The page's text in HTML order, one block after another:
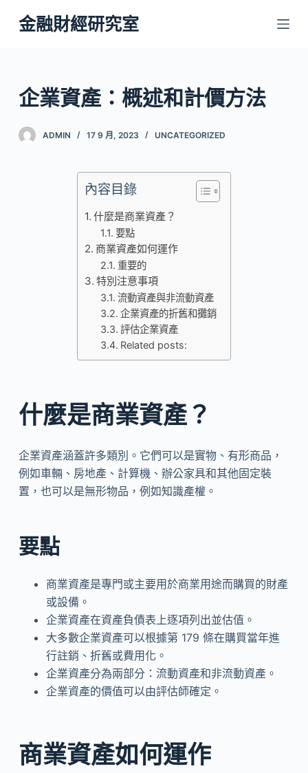
跳
至
容
金融財經研究室
企業資產：概述和計價方法
ADMIN 17 9 月, 2023 UNCATEGORIZED
內容目錄
什麼是商業資產？
要點
商業資產如何運作
重要的
特別注意事項
流動資產與非流動資產
企業資產的折舊和攤銷
評估企業資產
Related posts:
什麼是商業資產？
企業資產涵蓋許多類別。它們可以是實物、有形商品，
例如車輛、房地產、計算機、辦公家具和其他固定裝
置，也可以是無形物品，例如知識產權。
要點
商業資產是專門或主要用於商業用途而購買的財產
或設備。
企業資產在資產負債表上逐項列出並估值。
大多數企業資產可以根據第 179 條在購買當年進
行註銷、折舊或費用化。
企業資產分為兩部分：流動資產和非流動資產。
企業資產的價值可以由評估師確定。
商業資產如何運作